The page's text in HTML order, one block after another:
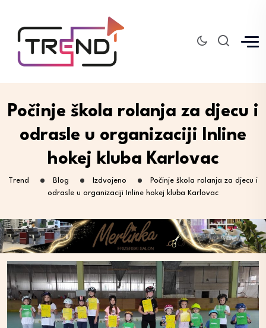
Počinje škola rolanja za djecu i
odrasle u organizaciji Inline
hokej kluba Karlovac
Trend Blog Izdvojeno
Počinje škola rolanja za djecu i
odrasle u organizaciji Inline hokej kluba Karlovac